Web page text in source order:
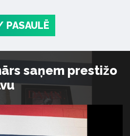
PASAULĒ
saņem prestižo